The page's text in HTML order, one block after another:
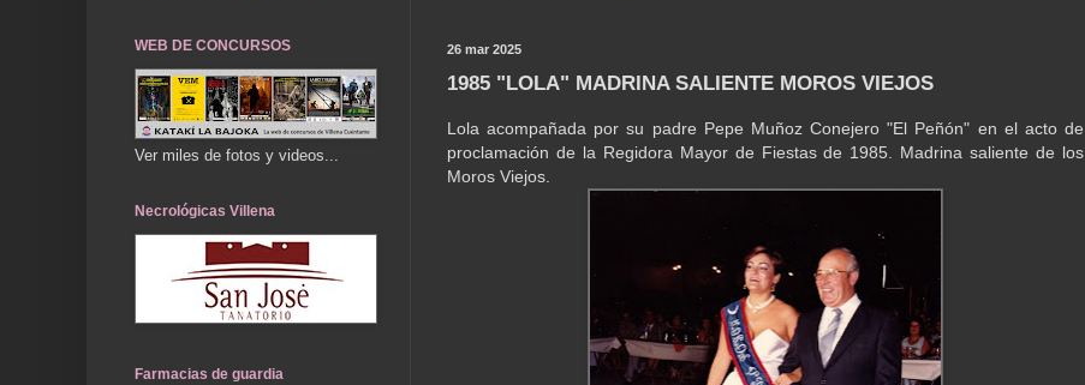
26 mar 2025
1985 "LOLA" MADRINA SALIENTE MOROS VIEJOS
Lola acompañada por su padre Pepe Muñoz Conejero "El Peñón" en el acto de
proclamación de la Regidora Mayor de Fiestas de 1985. Madrina saliente de los
Moros Viejos.
WEB DE CONCURSOS
Ver miles de fotos y videos...
Necrológicas Villena
Farmacias de guardia